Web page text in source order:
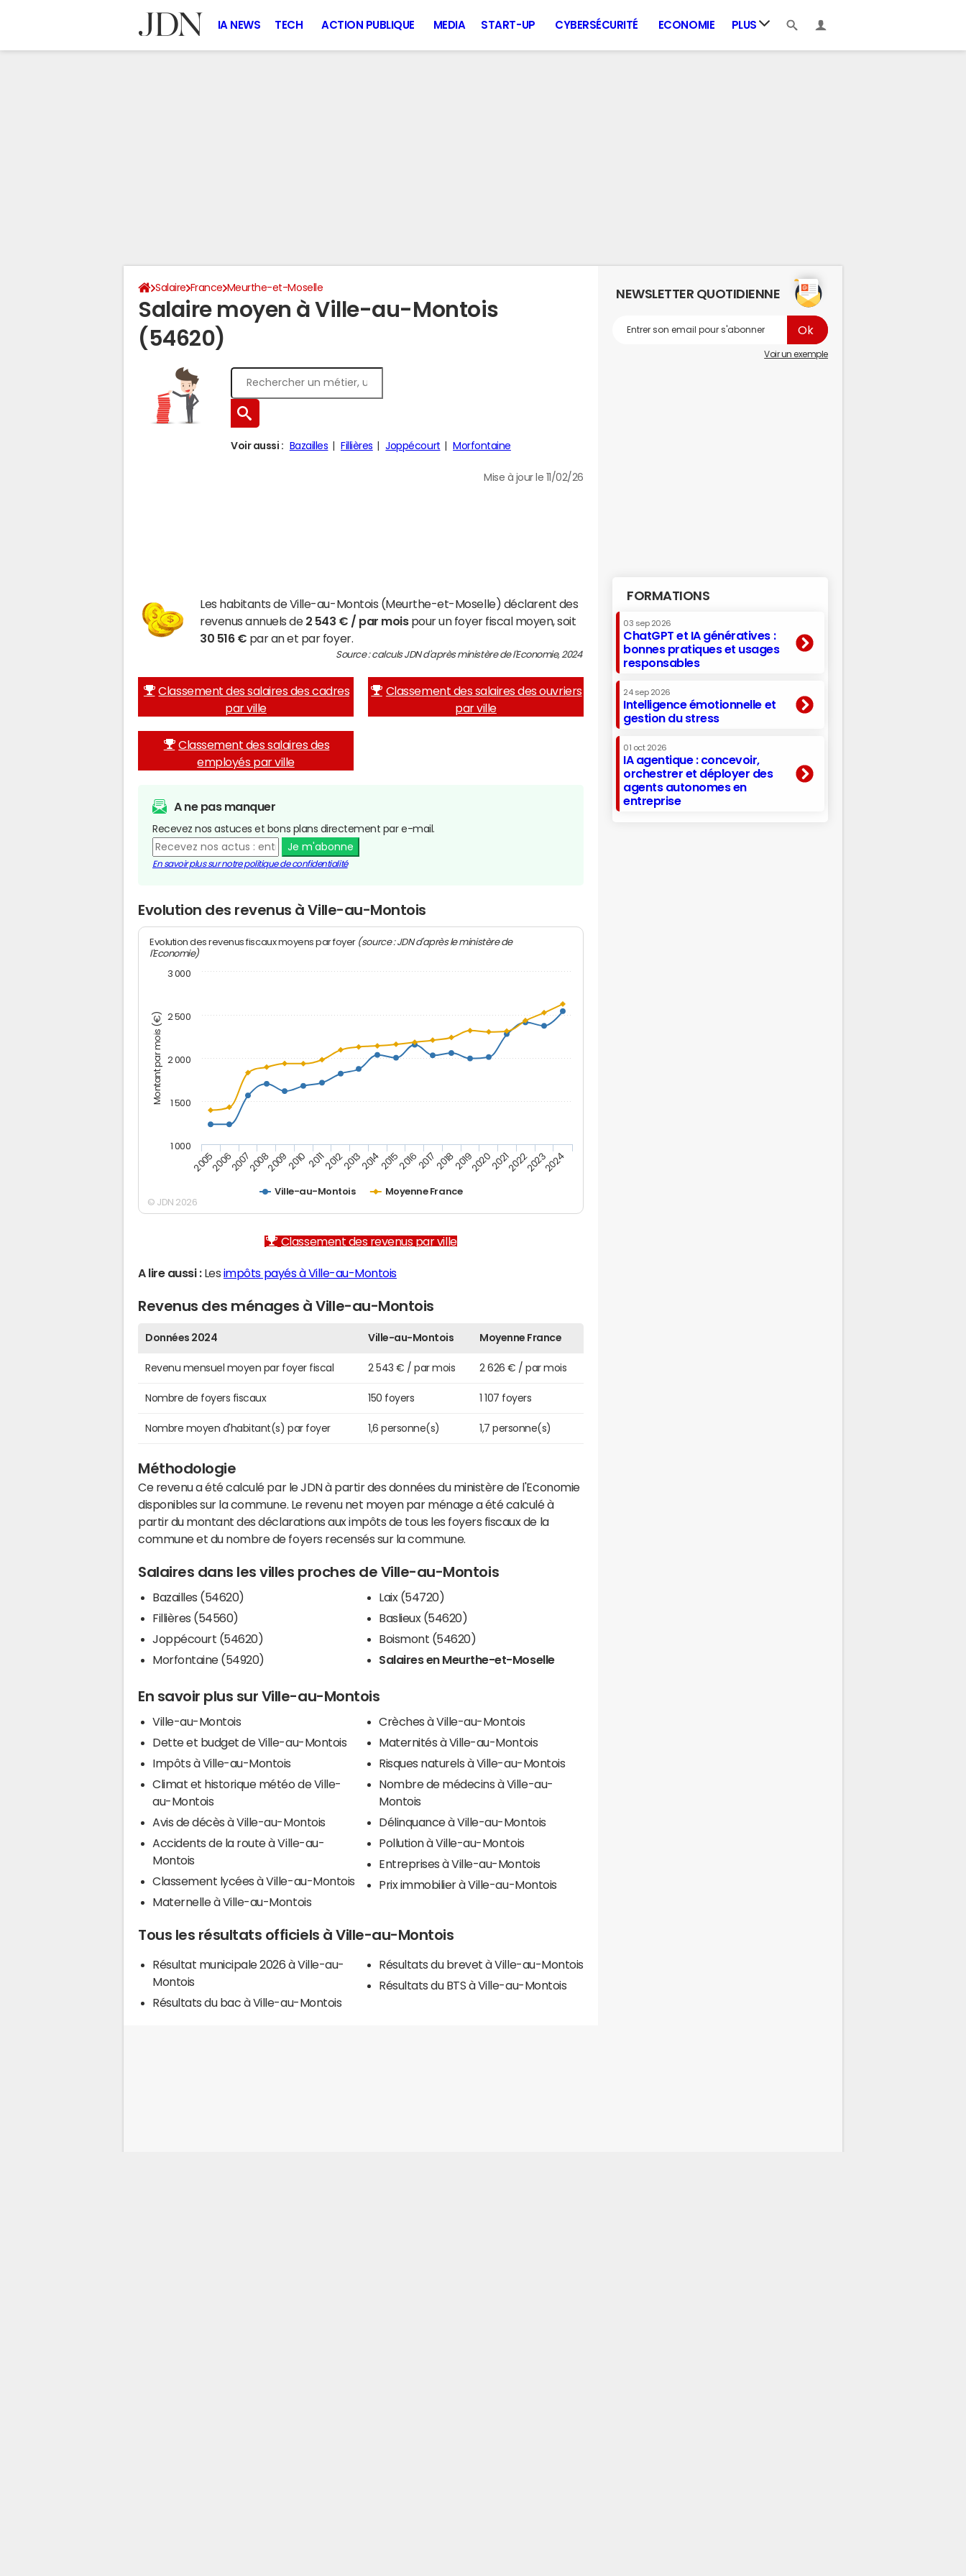
IA NEWS TECH ACTION PUBLIQUE MEDIA START-UP CYBERSÉCURITÉ ECONOMIE PLUS
Salaire France Meurthe-et-Moselle
Salaire moyen à Ville-au-Montois
(54620)
Voir aussi : Bazailles Fillières Joppécourt Morfontaine
Mise à jour le 11/02/26
Les habitants de Ville-au-Montois (Meurthe-et-Moselle) déclarent des
revenus annuels de 2 543 € / par moispour un foyer fiscal moyen, soit
30 516 € par an et par foyer.
Source : calculs JDN d'après ministère de l'Economie, 2024
Classement des salaires des cadres
par ville
Classement des salaires des ouvriers
par ville
Classement des salaires des
employés par ville
A ne pas manquer
Recevez nos astuces et bons plans directement par e-mail.
Je m'abonne
En savoir plus sur notre politique de confidentialité
Evolution des revenus à Ville-au-Montois
Montant par mois (€)
Evolution des revenus fiscaux moyens par foyer (source : JDN d'après le ministère de
l'Economie)
Ville-au-Montois Moyenne France
200520062007200820092010 20112012201320142015201620172018201920202021202220232024
1 000
1 500
2 000
2 500
3 000
© JDN 2026
Classement des revenus par ville
A lire aussi :Les impôts payés à Ville-au-Montois
Revenus des ménages à Ville-au-Montois
Données 2024 Ville-au-Montois Moyenne France
Revenu mensuel moyen par foyer fiscal 2 543 € / par mois 2 626 € / par mois
Nombre de foyers fiscaux 150 foyers 1 107 foyers
Nombre moyen d'habitant(s) par foyer 1,6 personne(s) 1,7 personne(s)
Méthodologie
Ce revenu a été calculé par le JDN à partir des données du ministère de l'Economie
disponibles sur la commune. Le revenu net moyen par ménage a été calculé à
partir du montant des déclarations aux impôts de tous les foyers fiscaux de la
commune et du nombre de foyers recensés sur la commune.
Salaires dans les villes proches de Ville-au-Montois
Bazailles (54620)
Fillières (54560)
Joppécourt (54620)
Morfontaine (54920)
Laix (54720)
Baslieux (54620)
Boismont (54620)
Salaires en Meurthe-et-Moselle
En savoir plus sur Ville-au-Montois
Ville-au-Montois
Dette et budget de Ville-au-Montois
Impôts à Ville-au-Montois
Climat et historique météo de Ville-
au-Montois
Avis de décès à Ville-au-Montois
Accidents de la route à Ville-au-
Montois
Classement lycées à Ville-au-Montois
Maternelle à Ville-au-Montois
Crèches à Ville-au-Montois
Maternités à Ville-au-Montois
Risques naturels à Ville-au-Montois
Nombre de médecins à Ville-au-
Montois
Délinquance à Ville-au-Montois
Pollution à Ville-au-Montois
Entreprises à Ville-au-Montois
Prix immobilier à Ville-au-Montois
Tous les résultats officiels à Ville-au-Montois
Résultat municipale 2026 à Ville-au-
Montois
Résultats du bac à Ville-au-Montois
Résultats du brevet à Ville-au-Montois
Résultats du BTS à Ville-au-Montois
NEWSLETTER QUOTIDIENNE
Voir un exemple
FORMATIONS
03 sep 2026
ChatGPT et IA génératives :
bonnes pratiques et usages
responsables
24 sep 2026
Intelligence émotionnelle et
gestion du stress
01 oct 2026
IA agentique : concevoir,
orchestrer et déployer des
agents autonomes en
entreprise